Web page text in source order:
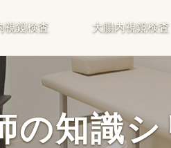
視鏡検査 大腸内視鏡検査
の知識